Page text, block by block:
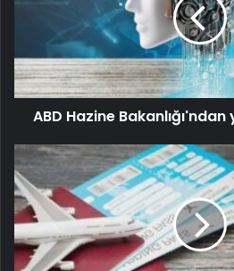
ABD Hazine